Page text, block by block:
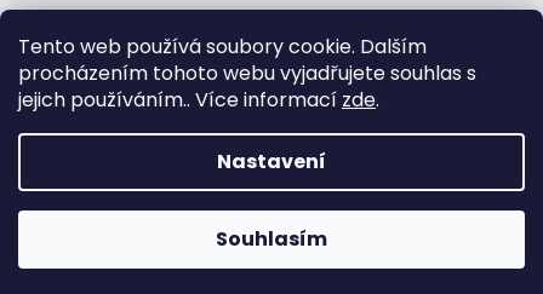
Tento web používá soubory cookie. Dalším
procházením tohoto webu vyjadřujete souhlas s
jejich používáním.. Více informací zde.
Nastavení
Souhlasím
tel: +420 603 320 859
email: terc-zbrane@seznam.cz
Copyright 2026PROCHÁZKA | OUTDOOR - LOV. Všechna
práva vyhrazena.Upravit nastavení cookies